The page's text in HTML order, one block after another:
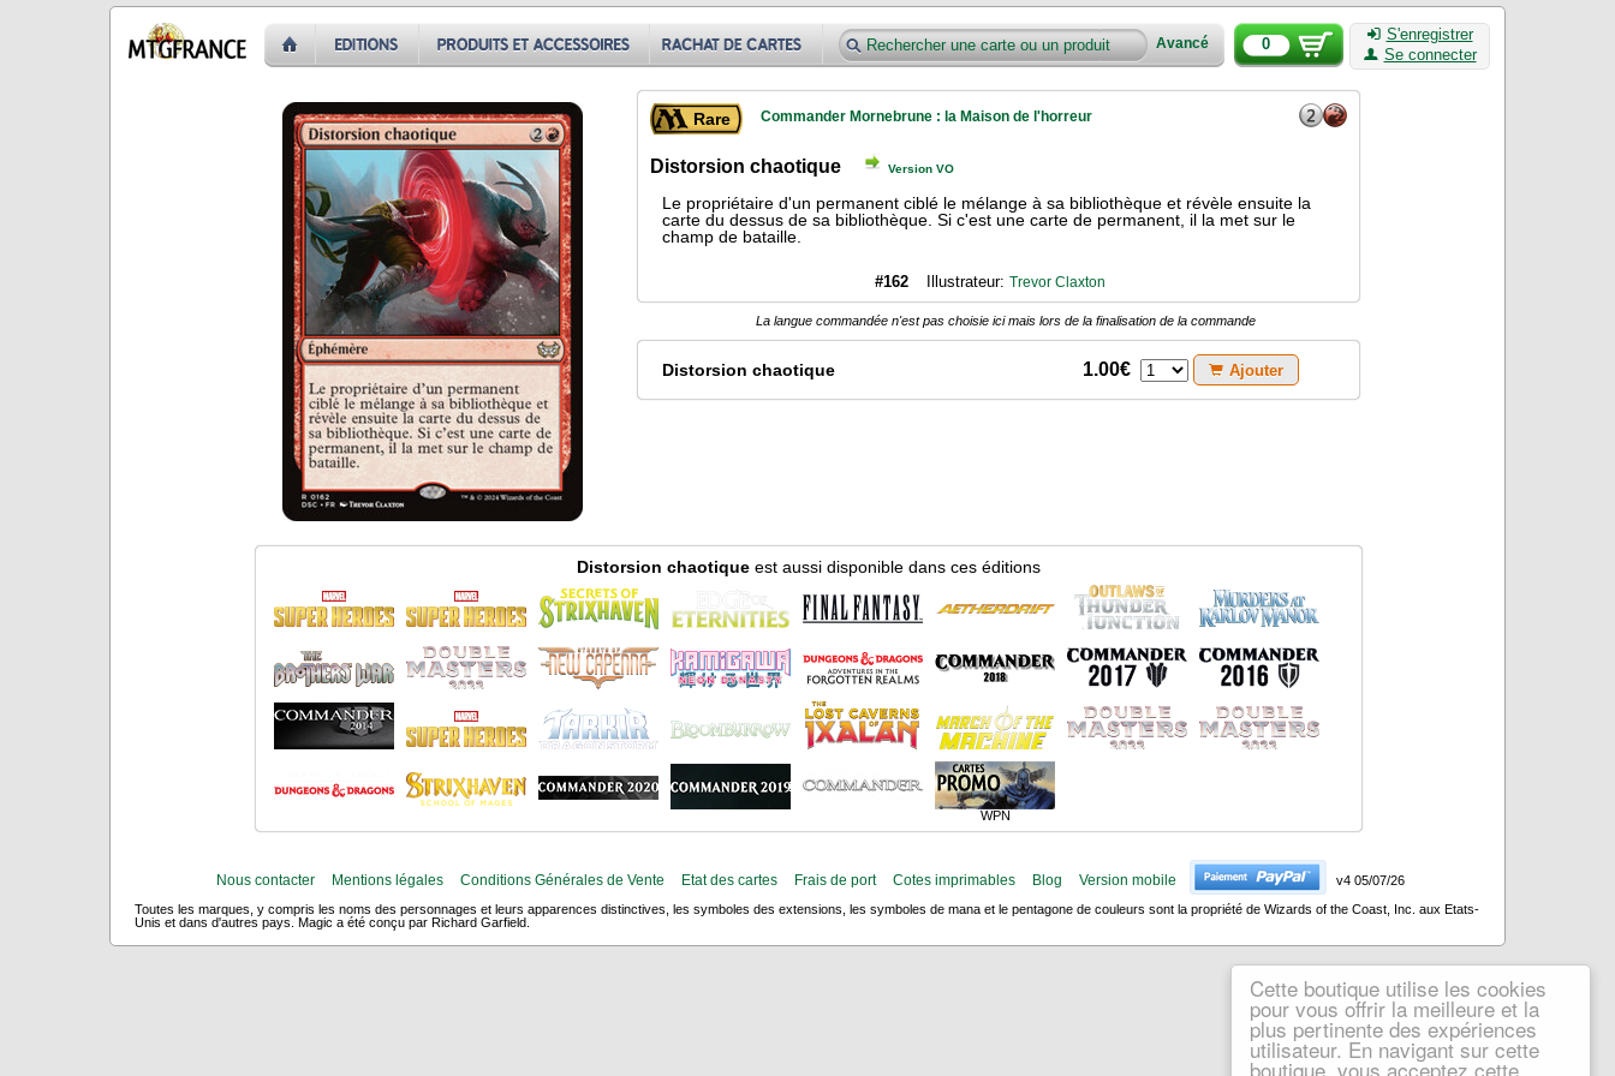
Cette boutique utilise les cookies
pour vous offrir la meilleure et la
plus pertinente des expériences
utilisateur. En navigant sur cette
boutique, vous acceptez cette
Avancé 0
S'enregistrer
Se connecter
Rare Commander Mornebrune : la Maison de l'horreur
Distorsion chaotique Version VO
Le propriétaire d'un permanent ciblé le mélange à sa bibliothèque et révèle ensuite la
carte du dessus de sa bibliothèque. Si c'est une carte de permanent, il la met sur le
champ de bataille.
#162 Illustrateur: Trevor Claxton
La langue commandée n'est pas choisie ici mais lors de la finalisation de la commande
Distorsion chaotique 1.00€ Ajouter
Distorsion chaotique est aussi disponible dans ces éditions
WPN
Nous contacter Mentions légales Conditions Générales de Vente Etat des cartes Frais de port Cotes imprimables Blog Version mobile
v4 05/07/26
Toutes les marques, y compris les noms des personnages et leurs apparences distinctives, les symboles des extensions, les symboles de mana et le pentagone de couleurs sont la propriété de Wizards of the Coast, Inc. aux Etats-
Unis et dans d'autres pays. Magic a été conçu par Richard Garfield.